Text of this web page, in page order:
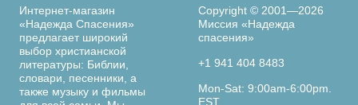
Интернет-магазин
«Надежда Спасения»
предлагает широкий
выбор христианской
литературы: Библии,
словари, песенники, а
также музыку и фильмы
Copyright © 2001—2026
Миссия «Надежда
спасения»
+1 941 404 8483
Mon-Sat: 9:00am-6:00pm.
EST